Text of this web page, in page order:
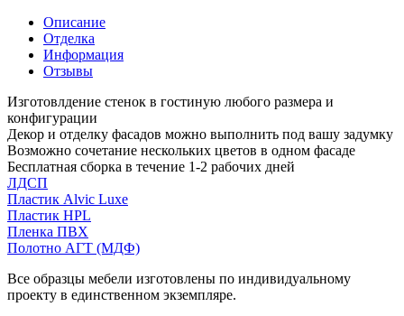
Описание
Отделка
Информация
Отзывы
Изготовлдение стенок в гостиную любого размера и
конфигурации
Декор и отделку фасадов можно выполнить под вашу задумку
Возможно сочетание нескольких цветов в одном фасаде
Бесплатная сборка в течение 1-2 рабочих дней
ЛДСП
Пластик Alvic Luxe
Пластик HPL
Пленка ПВХ
Полотно АГТ (МДФ)
Все образцы мебели изготовлены по индивидуальному
проекту в единственном экземпляре.